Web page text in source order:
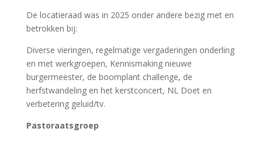
De locatieraad was in 2025 onder andere bezig met en
betrokken bij:
Diverse vieringen, regelmatige vergaderingen onderling
en met werkgroepen, Kennismaking nieuwe
burgermeester, de boomplant challenge, de
herfstwandeling en het kerstconcert, NL Doet en
verbetering geluid/tv.
Pastoraatsgroep